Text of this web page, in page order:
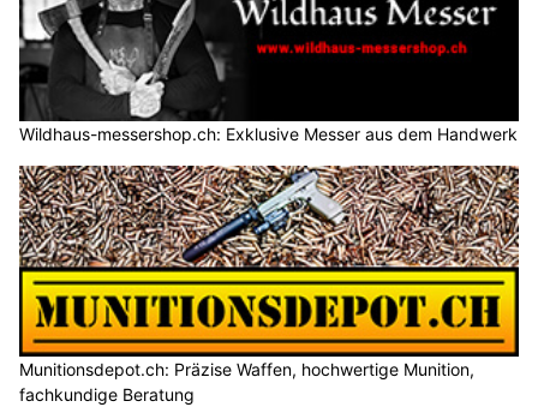
Wildhaus-messershop.ch: Exklusive Messer aus dem Handwerk
Munitionsdepot.ch: Präzise Waffen, hochwertige Munition,
fachkundige Beratung